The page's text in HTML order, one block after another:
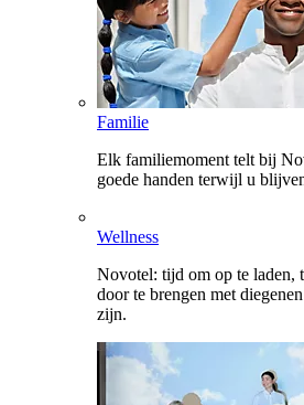
Familie
Elk familiemoment telt bij
goede handen terwijl u
Wellness
Novotel: tijd om op te laden,
door te brengen met
zijn.